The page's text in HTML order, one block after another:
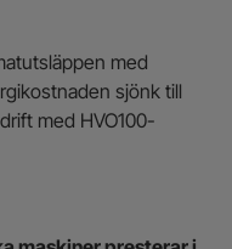
med
sjönk till
med HVO100-